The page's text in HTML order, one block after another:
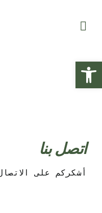
اتصل بنا
أشكركم على